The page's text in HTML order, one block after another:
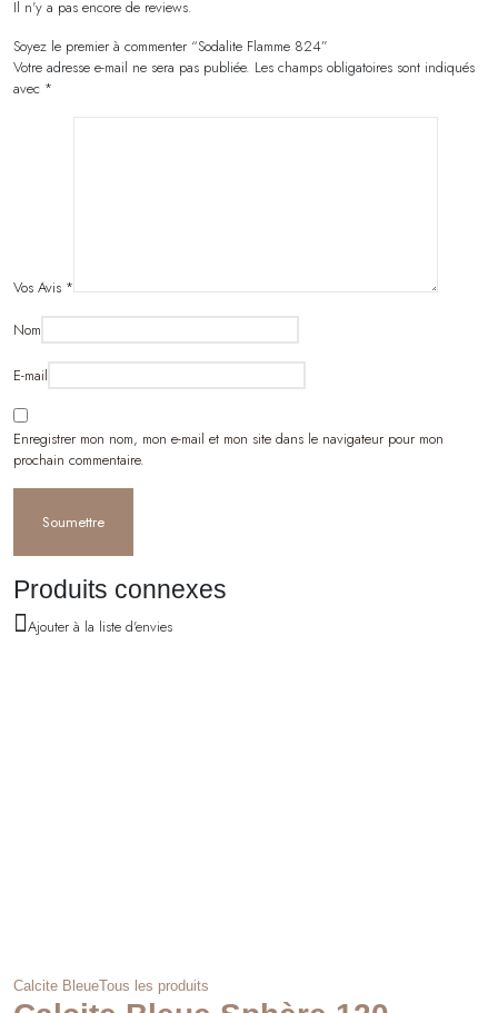
Il n'y a pas encore de reviews.
Soyez le premier à commenter “Sodalite Flamme 824”
Votre adresse e-mail ne sera pas publiée. Les champs obligatoires sont indiqués
avec *
Vos Avis *
Nom
E-mail
Enregistrer mon nom, mon e-mail et mon site dans le navigateur pour mon
prochain commentaire.
Produits connexes
Ajouter à la liste d'envies
Calcite BleueTous les produits